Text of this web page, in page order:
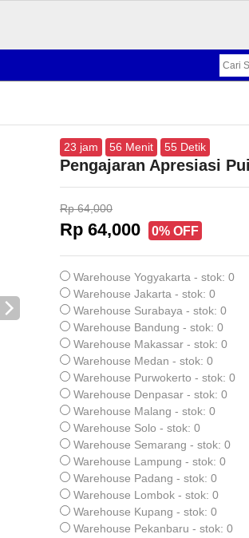
23 jam 56 Menit 54 Detik
Pengajaran Apresiasi
Rp 64,000
Rp 64,000 0% OFF
Warehouse Yogyakarta - stok: 0
Warehouse Jakarta - stok: 0
Warehouse Surabaya - stok: 0
Warehouse Bandung - stok: 0
Warehouse Makassar - stok: 0
Warehouse Medan - stok: 0
Warehouse Purwokerto - stok: 0
Warehouse Denpasar - stok: 0
Warehouse Malang - stok: 0
Warehouse Solo - stok: 0
Warehouse Semarang - stok: 0
Warehouse Lampung - stok: 0
Warehouse Padang - stok: 0
Warehouse Lombok - stok: 0
Warehouse Kupang - stok: 0
Warehouse Pekanbaru - stok: 0